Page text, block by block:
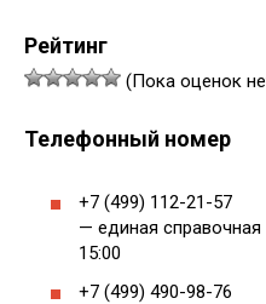
Рейтинг
(Пока оценок
Телефонный номер
+7 (499) 112-21-57
— единая справочная
15:00
+7 (499) 490-98-76